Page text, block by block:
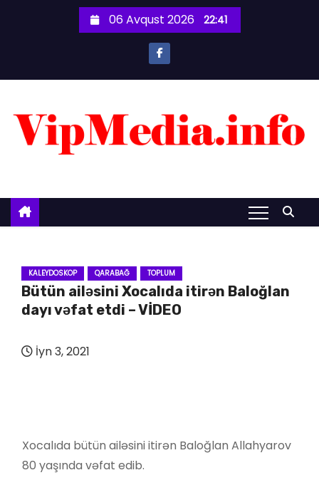
n
06 Avqust 2026 22:41
KALEYDOSKOP QARABAĞ TOPLUM
Bütün ailəsini Xocalıda itirən Baloğlan
dayı vəfat etdi – VİDEO
İyn 3, 2021
Xocalıda bütün ailəsini itirən Baloğlan Allahyarov
80 yaşında vəfat edib.